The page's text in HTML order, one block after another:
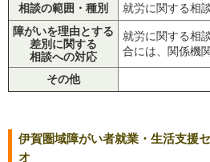
相談の範囲・種別
就労に関する相
障がいを理由とする
差別に関する
相談への対応
就労に関する相
合には、関係機
その他
伊賀圏域障がい者就業・生活支援
オ